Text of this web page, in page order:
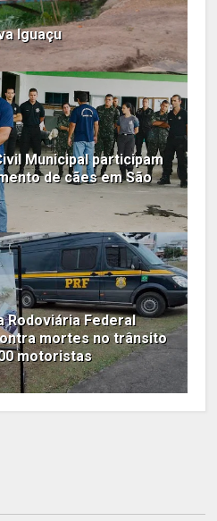
Iguaçu
Municipal participam
de cães em São
Rodoviária Federal
mortes no trânsito
motoristas